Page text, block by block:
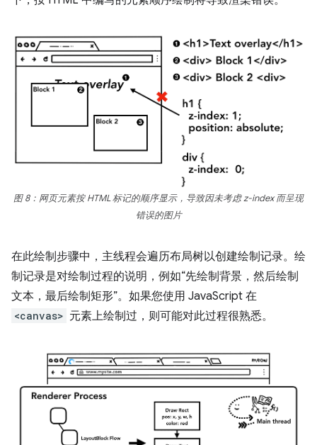
图 8：网页元素按 HTML 标记的顺序显示，导致因未考虑 z-index 而呈现
错误的图片
在此绘制步骤中，主线程会遍历布局树以创建绘制记录。绘
制记录是对绘制过程的说明，例如“先绘制背景，然后绘制
文本，最后绘制矩形”。如果您使用 JavaScript 在
<canvas> 元素上绘制过，则可能对此过程很熟悉。